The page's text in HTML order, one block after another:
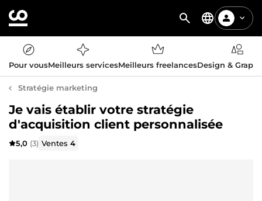
Pour vousMeilleurs servicesMeilleurs freelancesDesign &
Stratégie marketing
Je vais établir votre stratégie
d'acquisition client personnalisée
5,0 (3) Ventes4